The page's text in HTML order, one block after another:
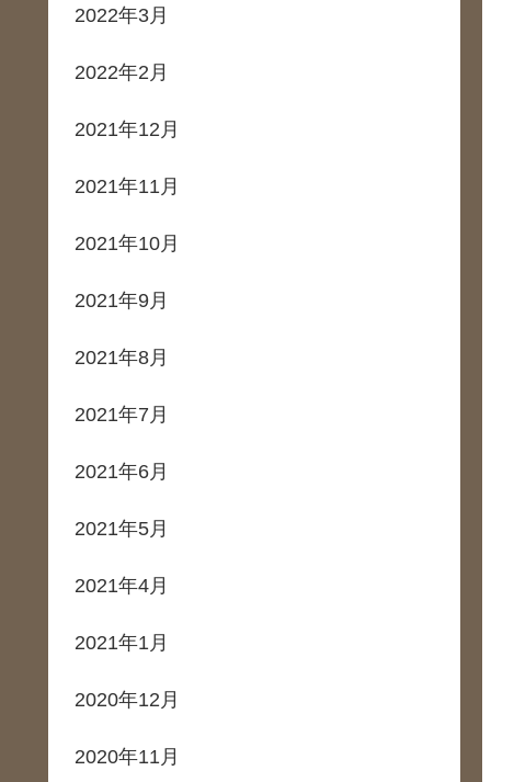
2022年3月
2022年2月
2021年12月
2021年11月
2021年10月
2021年9月
2021年8月
2021年7月
2021年6月
2021年5月
2021年4月
2021年1月
2020年12月
2020年11月